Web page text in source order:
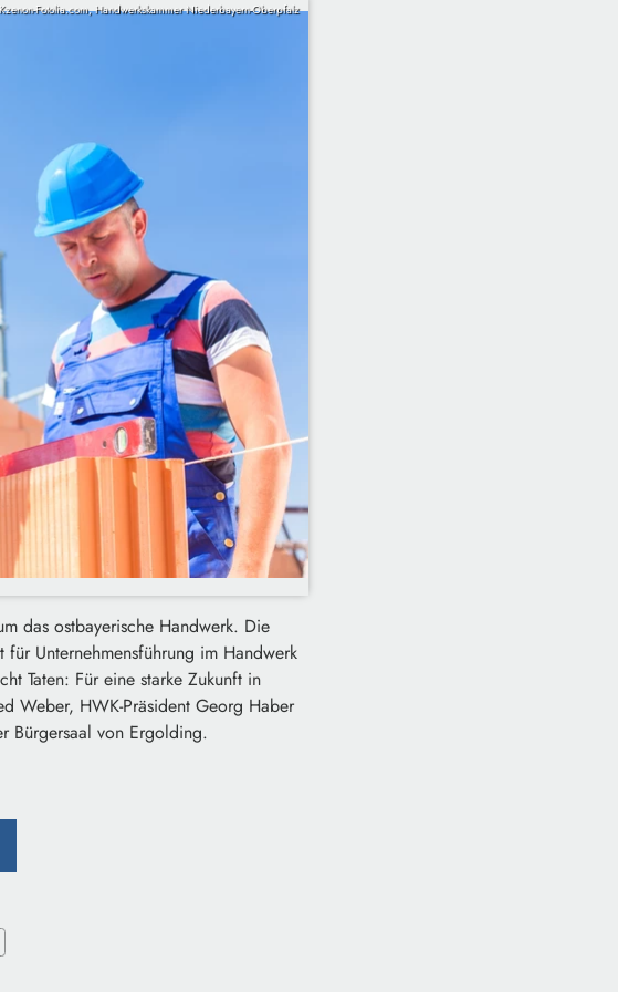
Fotolia.com, Handwerkskammer Niederbayern-Oberpfalz
das ostbayerische Handwerk. Die
Unternehmensführung im Handwerk
Taten: Für eine starke Zukunft in
Weber, HWK-Präsident Georg Haber
Bürgersaal von Ergolding.